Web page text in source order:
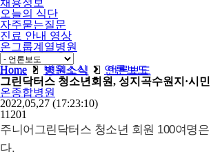
채용정보
오늘의 식단
자주묻는질문
진료 안내 영상
온그룹계열병원
비급여
Home
병원소식 언론보도
Home 병원소식
언론보도
그린닥터스 청소년회원, 성지곡수원지·시
온종합병원
2022,05,27 (17:23:10)
11201
주니어그린닥터스 청소년 회원 100여명
다.